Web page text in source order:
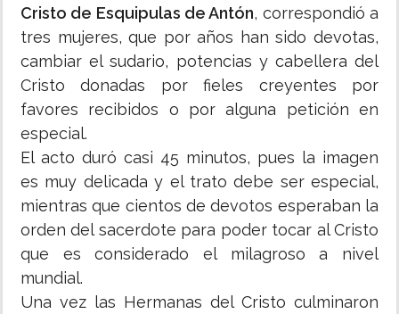
Cristo de Esquipulas de Antón, correspondió a
tres mujeres, que por años han sido devotas,
cambiar el sudario, potencias y cabellera del
Cristo donadas por fieles creyentes por
favores recibidos o por alguna petición en
especial.
El acto duró casi 45 minutos, pues la imagen
es muy delicada y el trato debe ser especial,
mientras que cientos de devotos esperaban la
orden del sacerdote para poder tocar al Cristo
que es considerado el milagroso a nivel
mundial.
Una vez las Hermanas del Cristo culminaron